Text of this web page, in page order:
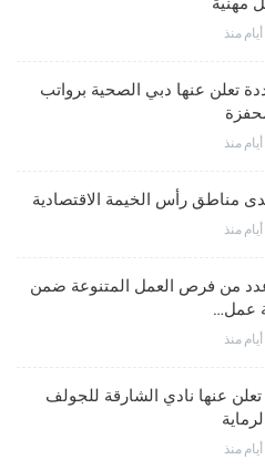
تعلن عنها دبي الصحية برواتب
مناطق رأس الخيمة الاقتصادية
عدد من فرص العمل المتنوعة ضمن
عمل…
عنها نادي الشارقة للجولف